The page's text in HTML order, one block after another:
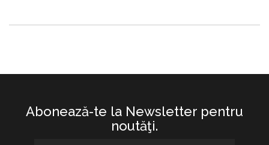
Abonează-te la Newsletter pentru
noutăţi.